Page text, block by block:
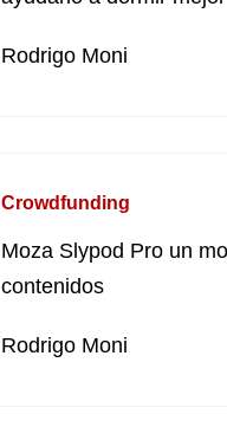
Rodrigo Moni
Crowdfunding
Moza Slypod Pro un
contenidos
Rodrigo Moni